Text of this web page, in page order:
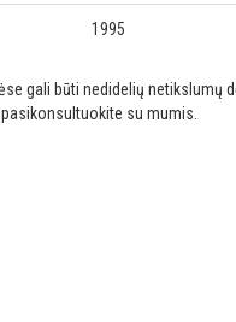
1995
gali būti nedidelių netikslumų
su mumis.